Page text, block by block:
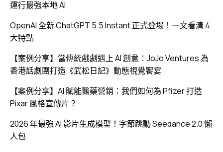
運行最強本地 AI
OpenAI 全新 ChatGPT 5.5 Instant 正式登場！一文看清 4
大特點
【案例分享】當傳統戲劇遇上 AI 創意：JoJo Ventures 為
香港話劇團打造《武松日記》動態視覺饗宴
【案例分享】AI 賦能醫藥營銷：我們如何為 Pfizer 打造
Pixar 風格宣傳片？
2026 年最強 AI 影片生成模型！字節跳動 Seedance 2.0 懶
人包